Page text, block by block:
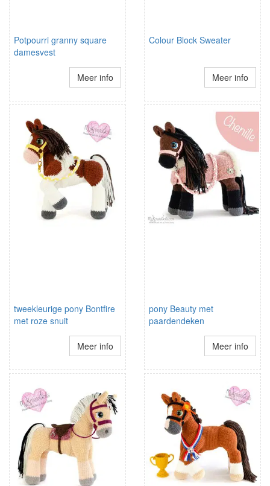
Potpourri granny square
damesvest
Meer info
Colour Block Sweater
Meer info
tweekleurige pony Bontfire
met roze snuit
Meer info
pony Beauty met
paardendeken
Meer info